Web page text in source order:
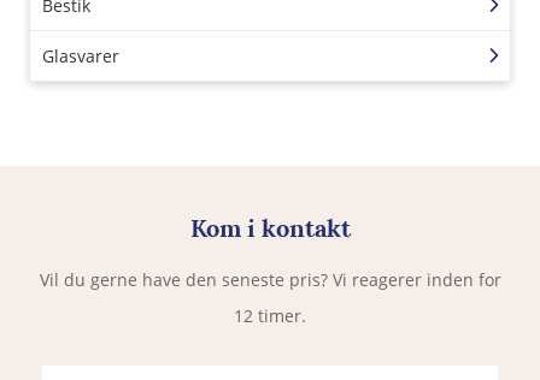
Bestik
Glasvarer
Kom i kontakt
Vil du gerne have den seneste pris? Vi reagerer inden for
12 timer.